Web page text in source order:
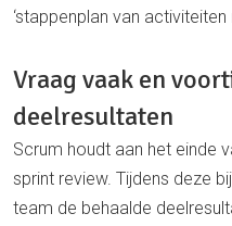
‘stappenplan van activiteiten
Vraag vaak en
deelresultaten
Scrum houdt aan het einde
sprint review. Tijdens deze
team de behaalde